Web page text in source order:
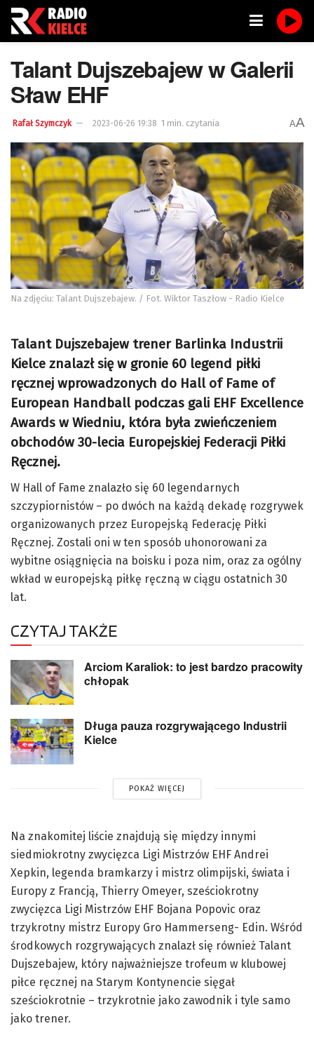
Talant Dujszebajew w Galerii
Sław EHF
Rafał Szymczyk 2023-06-26 19:38 1 min. czytania AA
Na zdjęciu: Talant Dujszebajew. / Fot. Wiktor Taszłow - Radio Kielce
Talant Dujszebajew trener Barlinka Industrii
Kielce znalazł się w gronie 60 legend piłki
ręcznej wprowadzonych do Hall of Fame of
European Handball podczas gali EHF Excellence
Awards w Wiedniu, która była zwieńczeniem
obchodów 30-lecia Europejskiej Federacji Piłki
Ręcznej.
W Hall of Fame znalazło się 60 legendarnych
szczypiornistów – po dwóch na każdą dekadę rozgrywek
organizowanych przez Europejską Federację Piłki
Ręcznej. Zostali oni w ten sposób uhonorowani za
wybitne osiągnięcia na boisku i poza nim, oraz za ogólny
wkład w europejską piłkę ręczną w ciągu ostatnich 30
lat.
CZYTAJ TAKŻE
Arciom Karaliok: to jest bardzo pracowity
chłopak
Długa pauza rozgrywającego Industrii
Kielce
POKAŻ WIĘCEJ
Na znakomitej liście znajdują się między innymi
siedmiokrotny zwycięzca Ligi Mistrzów EHF Andrei
Xepkin, legenda bramkarzy i mistrz olimpijski, świata i
Europy z Francją, Thierry Omeyer, sześciokrotny
zwycięzca Ligi Mistrzów EHF Bojana Popovic oraz
trzykrotny mistrz Europy Gro Hammerseng- Edin. Wśród
środkowych rozgrywających znalazł się również Talant
Dujszebajew, który najważniejsze trofeum w klubowej
piłce ręcznej na Starym Kontynencie sięgał
sześciokrotnie – trzykrotnie jako zawodnik i tyle samo
jako trener.